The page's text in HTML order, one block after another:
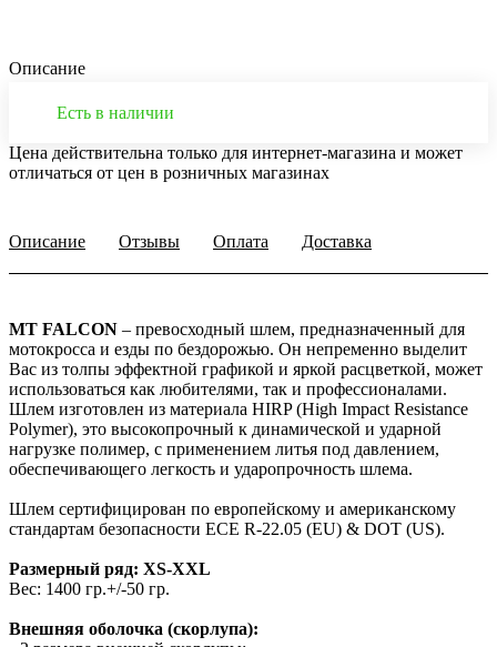
Описание
Есть в наличии
Цена действительна только для интернет-магазина и может
отличаться от цен в розничных магазинах
Описание Отзывы Оплата Доставка
MT FALCON – превосходный шлем, предназначенный для
мотокросса и езды по бездорожью. Он непременно выделит
Вас из толпы эффектной графикой и яркой расцветкой, может
использоваться как любителями, так и профессионалами.
Шлем изготовлен из материала HIRP (High Impact Resistance
Polymer), это высокопрочный к динамической и ударной
нагрузке полимер, с применением литья под давлением,
обеспечивающего легкость и ударопрочность шлема.
Шлем сертифицирован по европейскому и американскому
стандартам безопасности ECE R-22.05 (EU) & DOT (US).
Размерный ряд: XS-XXL
Вес: 1400 гр.+/-50 гр.
Внешняя оболочка (скорлупа):